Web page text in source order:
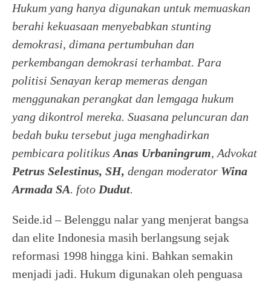
Hukum yang hanya digunakan untuk memuaskan
berahi kekuasaan menyebabkan stunting
demokrasi, dimana pertumbuhan dan
perkembangan demokrasi terhambat. Para
politisi Senayan kerap memeras dengan
menggunakan perangkat dan lemgaga hukum
yang dikontrol mereka. Suasana peluncuran dan
bedah buku tersebut juga menghadirkan
pembicara politikus Anas Urbaningrum, Advokat
Petrus Selestinus, SH, dengan moderator Wina
Armada SA. foto Dudut.
Seide.id – Belenggu nalar yang menjerat bangsa
dan elite Indonesia masih berlangsung sejak
reformasi 1998 hingga kini. Bahkan semakin
menjadi jadi. Hukum digunakan oleh penguasa